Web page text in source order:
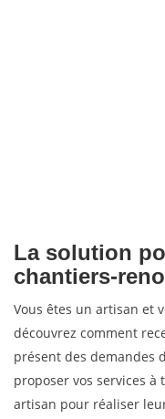
La solution
chantiers-
Vous êtes un artisan et
découvrez comment
présent des demandes
proposer vos services
artisan pour réaliser